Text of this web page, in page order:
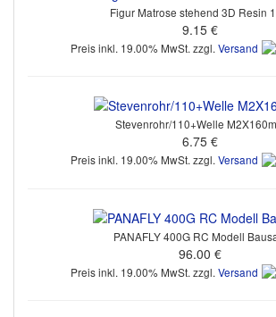
Figur Matrose stehend 3D Resin
9.15 €
Preis inkl. 19.00% MwSt. zzgl. Versand
Stevenrohr/110+Welle
6.75 €
Preis inkl. 19.00% MwSt. zzgl. Versand
PANAFLY 400G RC Modell
96.00 €
Preis inkl. 19.00% MwSt. zzgl. Versand